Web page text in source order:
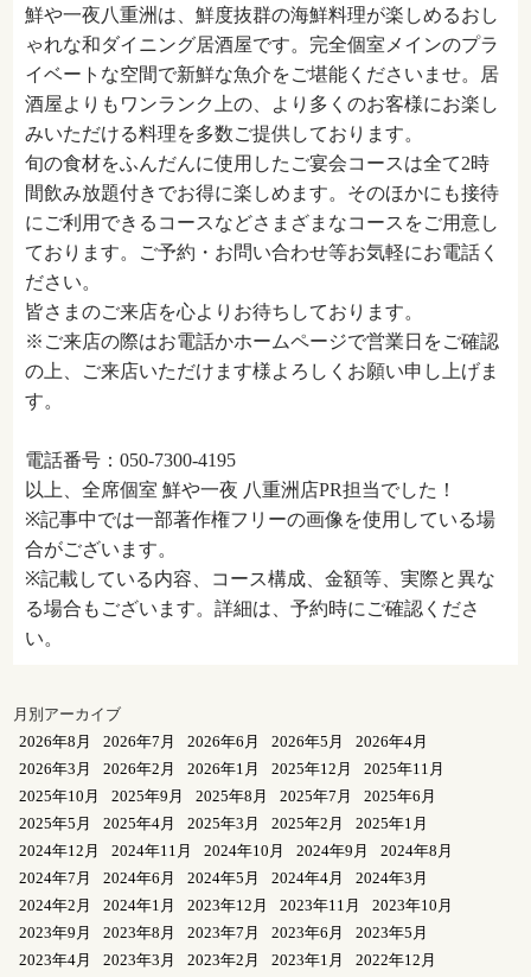
鮮や一夜八重洲は、鮮度抜群の海鮮料理が楽しめるおし
ゃれな和ダイニング居酒屋です。完全個室メインのプラ
イベートな空間で新鮮な魚介をご堪能くださいませ。居
酒屋よりもワンランク上の、より多くのお客様にお楽し
みいただける料理を多数ご提供しております。
旬の食材をふんだんに使用したご宴会コースは全て2時
間飲み放題付きでお得に楽しめます。そのほかにも接待
にご利用できるコースなどさまざまなコースをご用意し
ております。ご予約・お問い合わせ等お気軽にお電話く
ださい。
皆さまのご来店を心よりお待ちしております。
※ご来店の際はお電話かホームページで営業日をご確認
の上、ご来店いただけます様よろしくお願い申し上げま
す。
電話番号：050-7300-4195
以上、全席個室 鮮や一夜 八重洲店PR担当でした！
※記事中では一部著作権フリーの画像を使用している場
合がございます。
※記載している内容、コース構成、金額等、実際と異な
る場合もございます。詳細は、予約時にご確認くださ
い。
月別アーカイブ
2026年8月
2026年7月 2026年6月 2026年5月
2026年4月
2026年3月
2026年2月 2026年1月 2025年12月
2025年11月
2025年10月
2025年9月 2025年8月 2025年7月
2025年6月
2025年5月
2025年4月 2025年3月 2025年2月
2025年1月
2024年12月
2024年11月 2024年10月 2024年9月
2024年8月
2024年7月
2024年6月 2024年5月 2024年4月
2024年3月
2024年2月
2024年1月 2023年12月 2023年11月
2023年10月
2023年9月
2023年8月 2023年7月 2023年6月
2023年5月
2023年4月
2023年3月 2023年2月 2023年1月 2022年12月